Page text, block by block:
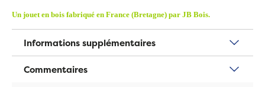
Un jouet en bois fabriqué en France (Bretagne) par JB Bois.
Informations supplémentaires
Commentaires